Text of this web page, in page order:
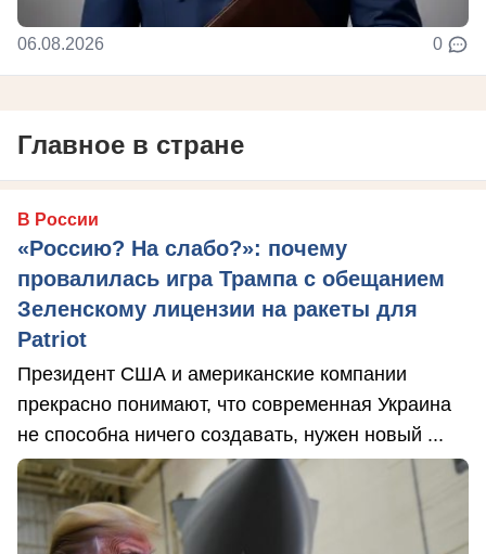
06.08.2026 0
Главное в стране
В России
«Россию? На слабо?»: почему
провалилась игра Трампа с обещанием
Зеленскому лицензии на ракеты для
Patriot
Президент США и американские компании
прекрасно понимают, что современная Украина
не способна ничего создавать, нужен новый ...